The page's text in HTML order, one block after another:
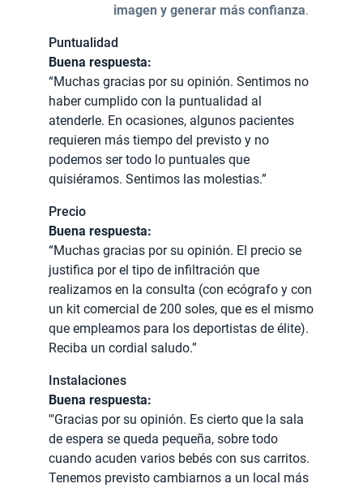
imagen y generar más confianza.
Puntualidad
Buena respuesta:
“Muchas gracias por su opinión. Sentimos no
haber cumplido con la puntualidad al
atenderle. En ocasiones, algunos pacientes
requieren más tiempo del previsto y no
podemos ser todo lo puntuales que
quisiéramos. Sentimos las molestias.”
Precio
Buena respuesta:
“Muchas gracias por su opinión. El precio se
justifica por el tipo de infiltración que
realizamos en la consulta (con ecógrafo y con
un kit comercial de 200 soles, que es el mismo
que empleamos para los deportistas de élite).
Reciba un cordial saludo.”
Instalaciones
Buena respuesta:
'"Gracias por su opinión. Es cierto que la sala
de espera se queda pequeña, sobre todo
cuando acuden varios bebés con sus carritos.
Tenemos previsto cambiarnos a un local más